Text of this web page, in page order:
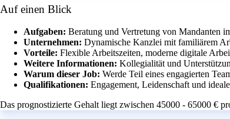
Auf einen Blick
Aufgaben: Beratung und Vertretung von Mandanten
Unternehmen: Dynamische Kanzlei mit familiärem
Vorteile: Flexible Arbeitszeiten, moderne digitale
Weitere Informationen: Kollegialität und
Warum dieser Job: Werde Teil eines engagierten
Qualifikationen: Engagement, Leidenschaft und
Das prognostizierte Gehalt liegt zwischen 45000 - 65000 €